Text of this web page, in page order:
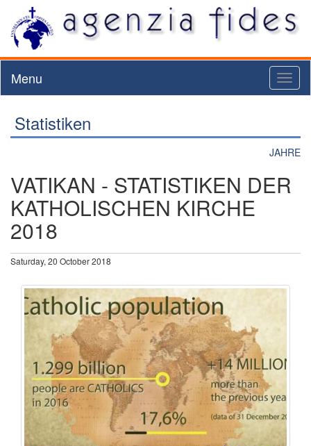
Menu
Statistiken
JAHRE
VATIKAN - STATISTIKEN DER
KATHOLISCHEN KIRCHE
2018
Saturday, 20 October 2018